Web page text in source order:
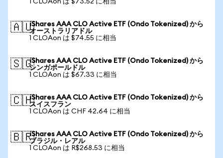
1 CLOAon は $73.52 に相当
🇦🇺iShares AAA CLO Active ETF (Ondo Tokenized) から
オーストラリアドル
1 CLOAon は $74.55 に相当
🇸🇬iShares AAA CLO Active ETF (Ondo Tokenized) から
シンガポールドル
1 CLOAon は $67.33 に相当
🇨🇭iShares AAA CLO Active ETF (Ondo Tokenized) から
スイスフラン
1 CLOAon は CHF 42.64 に相当
🇧🇷iShares AAA CLO Active ETF (Ondo Tokenized) から
ブラジル・レアル
1 CLOAon は R$268.53 に相当